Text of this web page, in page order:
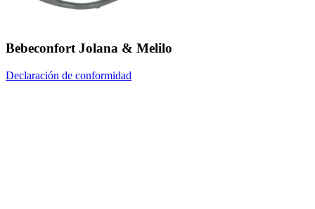
Bebeconfort Jolana & Melilo
Declaración de conformidad